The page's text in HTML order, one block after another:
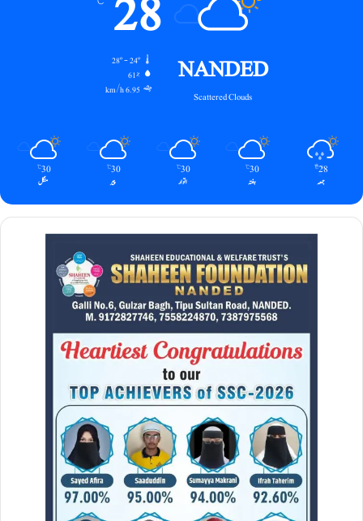
NANDED
Scattered Clouds
28º - 24º
61%
6.95 km/h
28
℃
جمعہ
30
℃
ہفتہ
30
℃
اتوار
30
℃
پیر
30
℃
منگل